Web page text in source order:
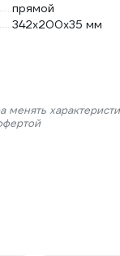
прямой
342х200х35 мм
менять